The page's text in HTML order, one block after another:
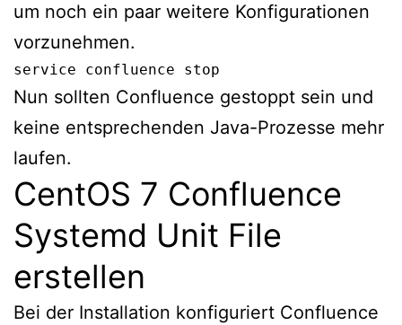
um noch ein paar weitere Konfigurationen
vorzunehmen.
service confluence stop
Nun sollten Confluence gestoppt sein und
keine entsprechenden Java-Prozesse mehr
laufen.
CentOS 7 Confluence
Systemd Unit File
erstellen
Bei der Installation konfiguriert Confluence